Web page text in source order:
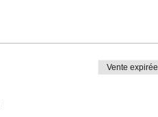
Vente expirée